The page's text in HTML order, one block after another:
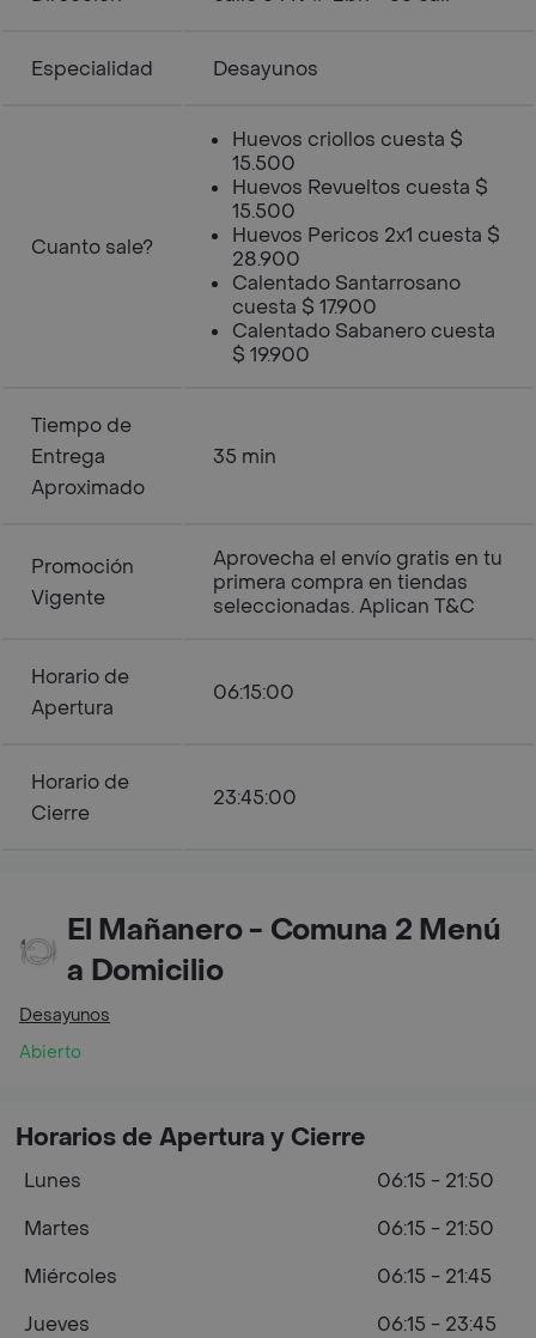
Especialidad Desayunos
Cuanto sale?
Huevos criollos cuesta $
15.500
Huevos Revueltos cuesta $
15.500
Huevos Pericos 2x1 cuesta $
28.900
Calentado Santarrosano
cuesta $ 17.900
Calentado Sabanero cuesta
$ 19.900
Tiempo de
Entrega
Aproximado
35 min
Promoción
Vigente
Aprovecha el envío gratis en tu
primera compra en tiendas
seleccionadas. Aplican T&C
Horario de
Apertura
06:15:00
Horario de
Cierre
23:45:00
El Mañanero - Comuna 2 Menú
a Domicilio
Desayunos
Abierto
Horarios de Apertura y Cierre
Lunes
06:15 - 21:50
Martes
06:15 - 21:50
Miércoles
06:15 - 21:45
Jueves
06:15 - 23:45